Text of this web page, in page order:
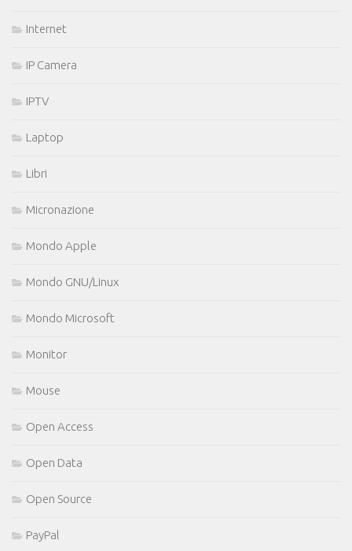
Internet
IP Camera
IPTV
Laptop
Libri
Micronazione
Mondo Apple
Mondo GNU/Linux
Mondo Microsoft
Monitor
Mouse
Open Access
Open Data
Open Source
PayPal